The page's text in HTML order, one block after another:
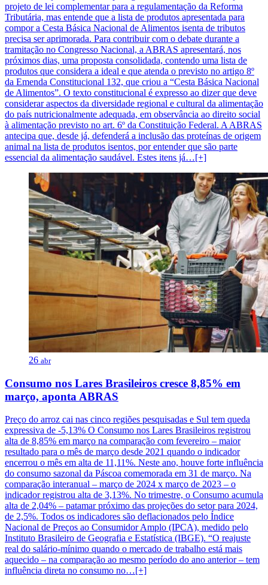
projeto de lei complementar para a regulamentação da Reforma
Tributária, mas entende que a lista de produtos apresentada para
compor a Cesta Básica Nacional de Alimentos isenta de tributos
precisa ser aprimorada. Para contribuir com o debate durante a
tramitação no Congresso Nacional, a ABRAS apresentará, nos
próximos dias, uma proposta consolidada, contendo uma lista de
produtos que considera a ideal e que atenda o previsto no artigo 8º
da Emenda Constitucional 132, que criou a “Cesta Básica Nacional
de Alimentos”. O texto constitucional é expresso ao dizer que deve
considerar aspectos da diversidade regional e cultural da alimentação
do país nutricionalmente adequada, em observância ao direito social
à alimentação previsto no art. 6º da Constituição Federal. A ABRAS
antecipa que, desde já, defenderá a inclusão das proteínas de origem
animal na lista de produtos isentos, por entender que são parte
essencial da alimentação saudável. Estes itens já…[+]
26 abr
Consumo nos Lares Brasileiros cresce 8,85% em
março, aponta ABRAS
Preço do arroz cai nas cinco regiões pesquisadas e Sul tem queda
expressiva de -5,13% O Consumo nos Lares Brasileiros registrou
alta de 8,85% em março na comparação com fevereiro – maior
resultado para o mês de março desde 2021 quando o indicador
encerrou o mês em alta de 11,11%. Neste ano, houve forte influência
do consumo sazonal da Páscoa comemorada em 31 de março. Na
comparação interanual – março de 2024 x março de 2023 – o
indicador registrou alta de 3,13%. No trimestre, o Consumo acumula
alta de 2,04% – patamar próximo das projeções do setor para 2024,
de 2,5%. Todos os indicadores são deflacionados pelo Índice
Nacional de Preços ao Consumidor Amplo (IPCA), medido pelo
Instituto Brasileiro de Geografia e Estatística (IBGE). “O reajuste
real do salário-mínimo quando o mercado de trabalho está mais
aquecido – na comparação ao mesmo período do ano anterior – tem
influência direta no consumo no…[+]